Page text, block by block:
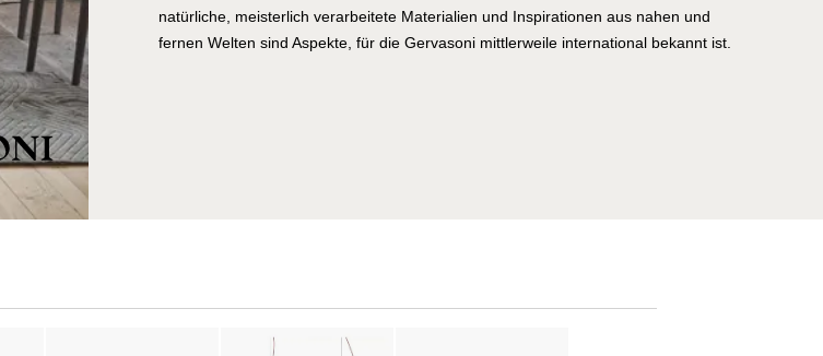
natürliche, meisterlich verarbeitete Materialien und Inspirationen aus nahen und
fernen Welten sind Aspekte, für die Gervasoni mittlerweile international bekannt ist.